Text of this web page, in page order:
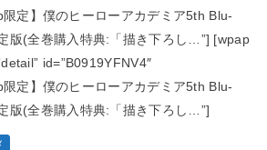
定】僕のヒーローアカデミア5th Blu-
版(全巻購入特典:「描き下ろし…”] [wpap
id=”B0919YFNV4″
定】僕のヒーローアカデミア5th Blu-
版(全巻購入特典:「描き下ろし…”]